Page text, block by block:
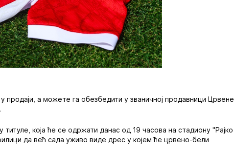
а можете га обезбедити у званичној продавници Црвене
.
која ће се одржати данас од 19 часова на стадиону "Рајко
да већ сада уживо виде дрес у којем ће црвено-бели